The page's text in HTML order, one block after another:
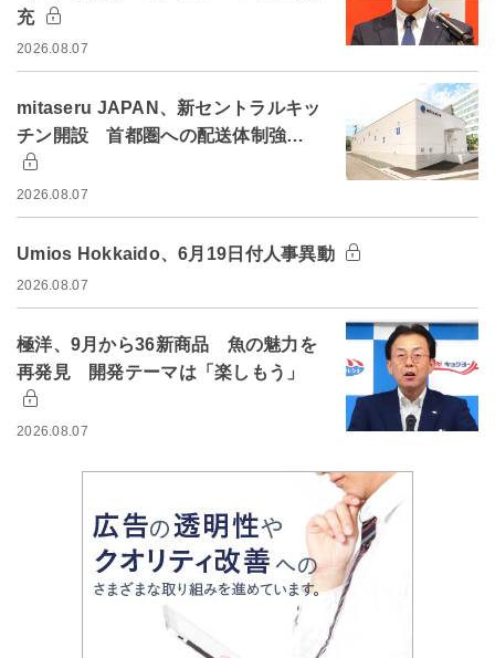
充
2026.08.07
mitaseru JAPAN、新セントラルキッ
チン開設 首都圏への配送体制強…
2026.08.07
Umios Hokkaido、6月19日付人事異動
2026.08.07
極洋、9月から36新商品 魚の魅力を
再発見 開発テーマは「楽しもう」
2026.08.07